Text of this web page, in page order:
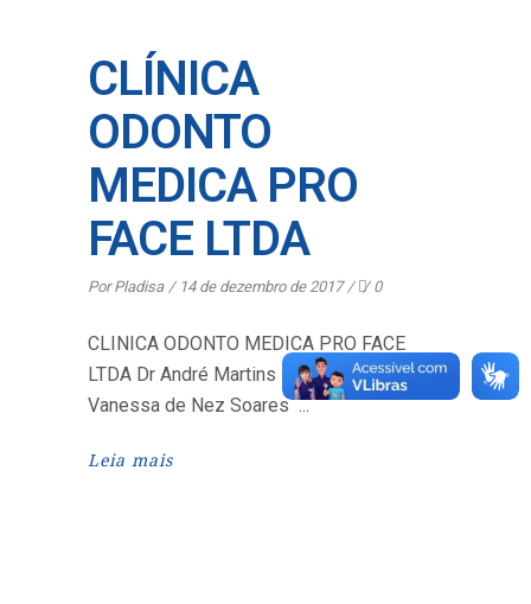
CLÍNICA
ODONTO
MEDICA PRO
FACE LTDA
Por Pladisa 14 de dezembro de 2017 0
CLINICA ODONTO MEDICA PRO FACE
LTDA Dr André Martins Narciso Dra Giciany
Vanessa de Nez Soares
Leia mais